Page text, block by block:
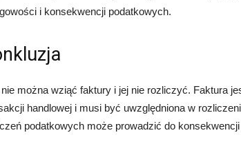
i konsekwencji podatkowych.
nie można wziąć faktury i jej nie rozliczyć. Faktura
handlowej i musi być uwzględniona w
podatkowych może prowadzić do